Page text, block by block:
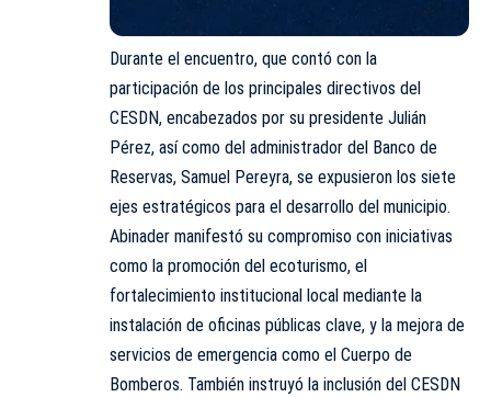
Durante el encuentro, que contó con la
participación de los principales directivos del
CESDN, encabezados por su presidente Julián
Pérez, así como del administrador del Banco de
Reservas, Samuel Pereyra, se expusieron los siete
ejes estratégicos para el desarrollo del municipio.
Abinader manifestó su compromiso con iniciativas
como la promoción del ecoturismo, el
fortalecimiento institucional local mediante la
instalación de oficinas públicas clave, y la mejora de
servicios de emergencia como el Cuerpo de
Bomberos. También instruyó la inclusión del CESDN